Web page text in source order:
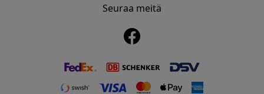
www.pipetto.se
Seuraa meitä